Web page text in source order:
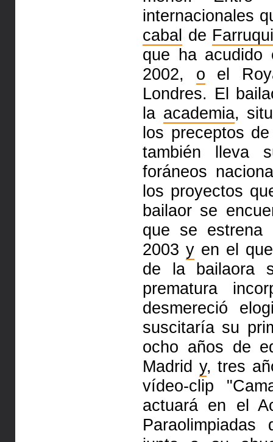
internacionales
cabal de
que ha
2002, o el
Londres. El
la academia,
los preceptos
también lleva
foráneos
los proyectos
bailaor se
que se
2003 yen el que
de la bailaora
prematura
desmereció
suscitaría su
ocho años de
Madrid y, tres
vídeo-clip
actuará en el